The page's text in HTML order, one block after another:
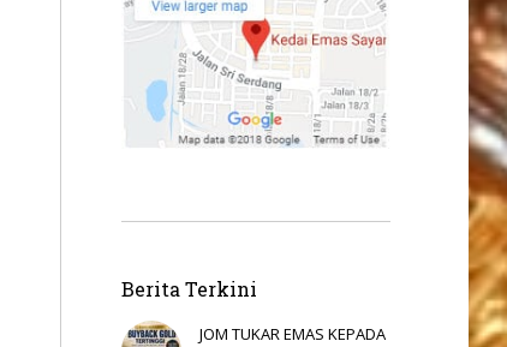
Berita Terkini
JOM TUKAR EMAS KEPADA